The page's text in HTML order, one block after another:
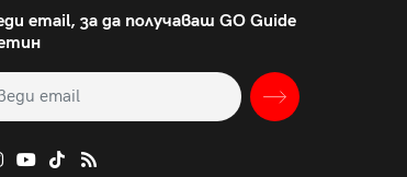
email, за да получаваш GO Guide